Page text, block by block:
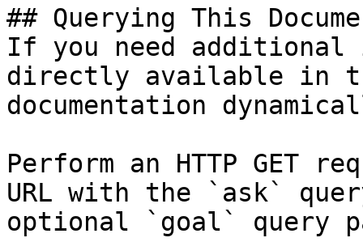
## Querying This
If you need
directly available in
documentation
Perform an HTTP GET
URL with the `ask`
optional `goal` query